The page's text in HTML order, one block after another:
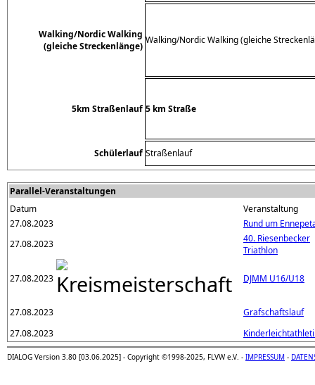
Walking/Nordic Walking
(gleiche Streckenlänge)
Walking/Nordic Walking (gleiche
5km Straßenlauf 5 km Straße
Schülerlauf Straßenlauf
Parallel-Veranstaltungen
Datum
Veranstaltung
27.08.2023
Rund um
27.08.2023
40. Riesenbecker
Triathlon
27.08.2023 DJMM U16/U18
27.08.2023
Grafschaftslauf
27.08.2023
DIALOG Version 3.80 [03.06.2025] - Copyright ©1998-2025, FLVW e.V. - IMPRESSUM -